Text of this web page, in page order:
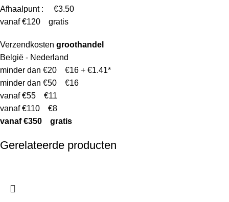
Afhaalpunt : €3.50
vanaf €120 gratis
Verzendkosten groothandel
België - Nederland
minder dan €20 €16 + €1.41*
minder dan €50 €16
vanaf €55 €11
vanaf €110 €8
vanaf €350 gratis
Gerelateerde producten